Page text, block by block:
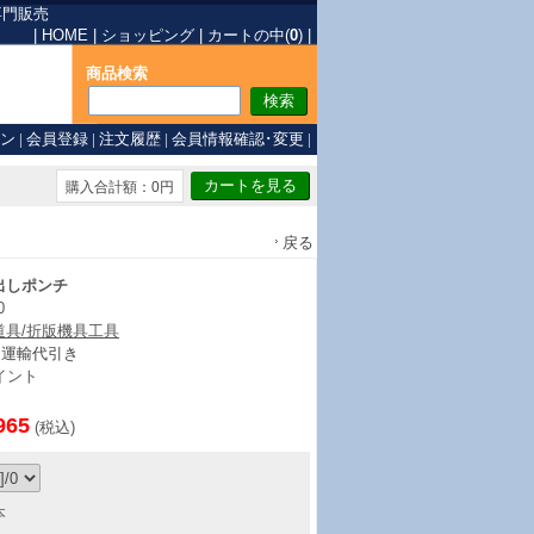
販売
HOME ショッピング カートの中(0)
商品検索
| 会員登録 | 注文履歴 | 会員情報確認･変更 |
購入合計額：0円
戻る
しポンチ
具/折版機具工具
輸代引き
ント
(税込)